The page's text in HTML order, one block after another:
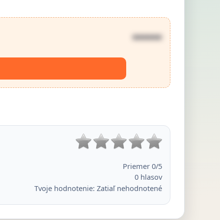
••••••
Priemer 0/5
0 hlasov
Tvoje hodnotenie: Zatiaľ nehodnotené